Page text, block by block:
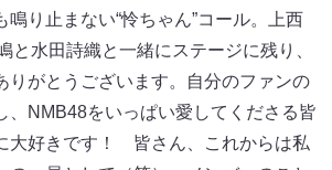
鳴り止まない“怜ちゃん”コール。上西
と水田詩織と一緒にステージに残り、
りがとうございます。自分のファンの
、NMB48をいっぱい愛してくださる皆
大好きです！ 皆さん、これからは私